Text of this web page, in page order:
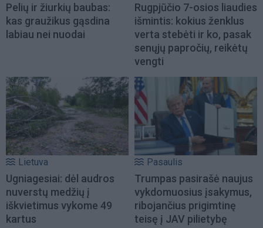
Pelių ir žiurkių baubas:
kas graužikus gąsdina
labiau nei nuodai
Rugpjūčio 7-osios liaudies
išmintis: kokius ženklus
verta stebėti ir ko, pasak
senųjų papročių, reikėtų
vengti
Lietuva
Ugniagesiai: dėl audros
nuverstų medžių į
iškvietimus vykome 49
kartus
Pasaulis
Trumpas pasirašė naujus
vykdomuosius įsakymus,
ribojančius prigimtinę
teisę į JAV pilietybę